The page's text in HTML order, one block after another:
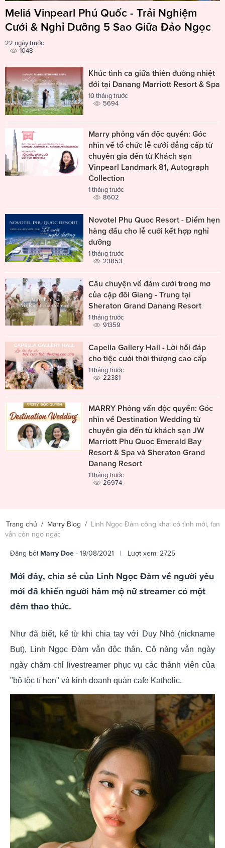
Meliá Vinpearl Phú Quốc - Trải Nghiệm
Cưới & Nghỉ Dưỡng 5 Sao Giữa Đảo Ngọc
22 ngày trước
1048
Khúc tình ca giữa thiên đường nhiệt
đới tại Danang Marriott Resort & Spa
10 tháng trước
5694
Marry phỏng vấn độc quyền: Góc
nhìn về tổ chức lễ cưới đẳng cấp từ
chuyên gia đến từ Khách sạn
Vinpearl Landmark 81, Autograph
Collection
1 tháng trước
8602
Novotel Phu Quoc Resort - Điểm hẹn
hàng đầu cho lễ cưới kết hợp nghỉ
dưỡng
1 tháng trước
23853
Câu chuyện về đám cưới trong mơ
của cặp đôi Giang - Trung tại
Sheraton Grand Danang Resort
1 tháng trước
91359
Capella Gallery Hall - Lời hồi đáp
cho tiệc cưới thời thượng cao cấp
1 tháng trước
22381
MARRY Phỏng vấn độc quyền: Góc
nhìn về Destination Wedding từ
chuyên gia đến từ khách sạn JW
Marriott Phu Quoc Emerald Bay
Resort & Spa và Sheraton Grand
Danang Resort
1 tháng trước
26974
Trang chủ / Marry Blog / Linh Ngọc Đàm công khai có tình mới, fan
vẫn còn ngơ ngác
Đăng bởi Marry Doe - 19/08/2021 | Lượt xem: 2725
Mới đây, chia sẻ của Linh Ngọc Đàm về người yêu
mới đã khiến người hâm mộ nữ streamer có một
đêm thao thức.
Như đã biết, kể từ khi chia tay với Duy Nhỏ (nickname
Bụt), Linh Ngọc Đàm vẫn độc thân. Cô nàng vẫn ngày
ngày chăm chỉ livestreamer phục vụ các thành viên của
"bộ tộc tí hon" và kinh doanh quán cafe Katholic.